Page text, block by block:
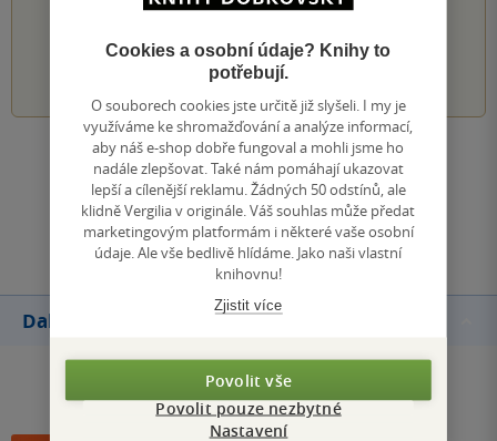
PŘIDEJTE SVÉ HODNOCENÍ KNIHY
3 4 5
Zobrazit všechna hodnocení
Přidat hodnocení
Další knihy autora
Cookies a osobní údaje? Knihy to
potřebují.
O souborech cookies jste určitě již slyšeli. I my je
využíváme ke shromažďování a analýze informací,
aby náš e-shop dobře fungoval a mohli jsme ho
nadále zlepšovat. Také nám pomáhají ukazovat
lepší a cílenější reklamu. Žádných 50 odstínů, ale
klidně Vergilia v originále. Váš souhlas může předat
marketingovým platformám i některé vaše osobní
údaje. Ale vše bedlivě hlídáme. Jako naši vlastní
knihovnu!
Zjistit více
Povolit vše
Povolit pouze nezbytné
Nastavení